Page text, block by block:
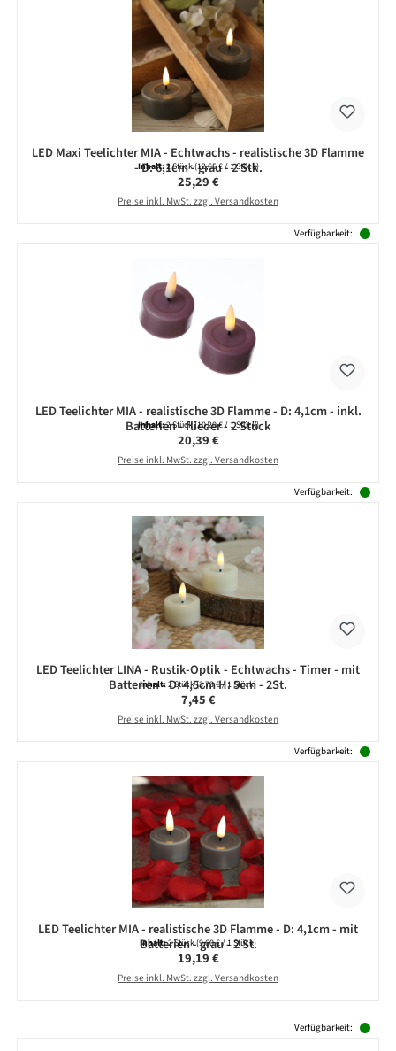
LED Maxi Teelichter MIA - Echtwachs - realistische 3D Flamme
- D: 6,1cm - grau - 2 Stk.
Inhalt:2 Stück(12,65 € / 1 Stück)
Regulärer Preis:
25,29 €
Preise inkl. MwSt. zzgl. Versandkosten
Verfügbarkeit:
LED Teelichter MIA - realistische 3D Flamme - D: 4,1cm - inkl.
Batterien - flieder - 2 Stück
Inhalt:2 Stück(10,20 € / 1 Stück)
Regulärer Preis:
20,39 €
Preise inkl. MwSt. zzgl. Versandkosten
Verfügbarkeit:
LED Teelichter LINA - Rustik-Optik - Echtwachs - Timer - mit
Batterien - D: 4,5cm H: 5cm - 2St.
Inhalt:2 Stück(3,73 € / 1 Stück)
Regulärer Preis:
7,45 €
Preise inkl. MwSt. zzgl. Versandkosten
Verfügbarkeit:
LED Teelichter MIA - realistische 3D Flamme - D: 4,1cm - mit
Batterien - grau - 2 St.
Inhalt:2 Stück(9,60 € / 1 Stück)
Regulärer Preis:
19,19 €
Preise inkl. MwSt. zzgl. Versandkosten
Verfügbarkeit: